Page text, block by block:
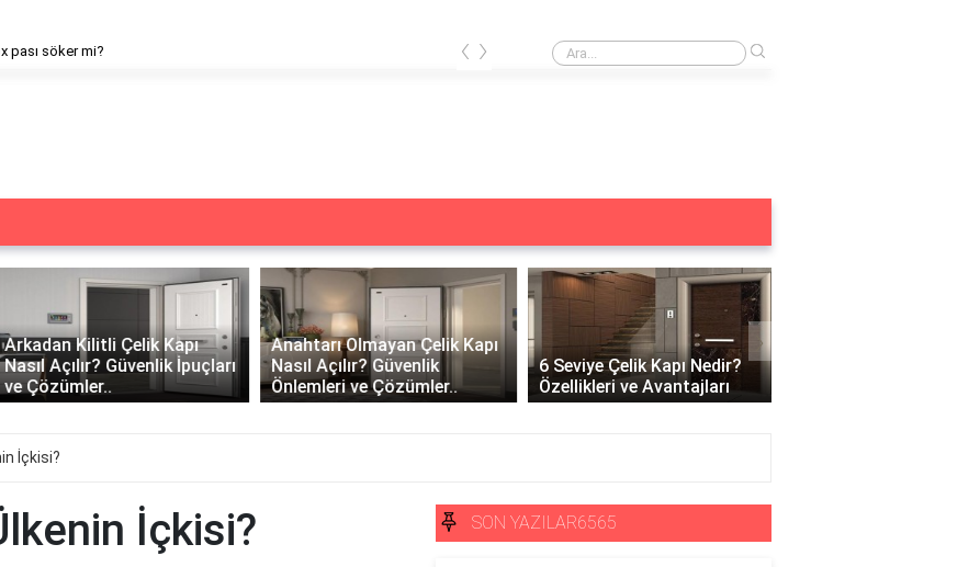
pası söker mi? Merkezi kilit acilmiyor ne yapmalıyım?
‹ ›
Kilitli Çelik Kapı
Açılır? Güvenlik İpuçları
Çözümler..
Anahtarı Olmayan Çelik Kapı
Nasıl Açılır? Güvenlik
Önlemleri ve Çözümler..
6 Seviye Çelik Kapı Nedir?
Özellikleri ve Avantajları
›
İçkisi?
İçkisi? SON YAZILAR6565